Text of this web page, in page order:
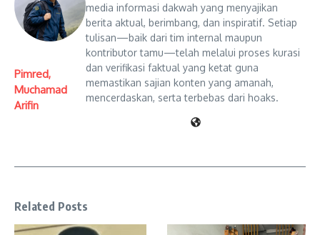
Pimred,
Muchamad
Arifin
media informasi dakwah yang menyajikan
berita aktual, berimbang, dan inspiratif. Setiap
tulisan—baik dari tim internal maupun
kontributor tamu—telah melalui proses kurasi
dan verifikasi faktual yang ketat guna
memastikan sajian konten yang amanah,
mencerdaskan, serta terbebas dari hoaks.
Related Posts